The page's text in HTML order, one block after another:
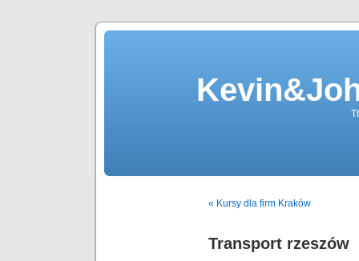
« Kursy dla firm Kraków
Transport rzeszów